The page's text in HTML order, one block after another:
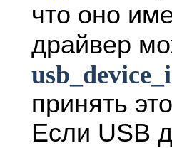
что оно
драйвер
принять
Если USB